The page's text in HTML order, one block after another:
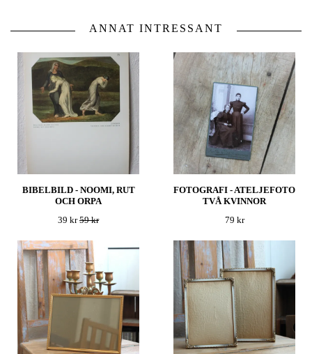
ANNAT INTRESSANT
BIBELBILD - NOOMI, RUT
OCH ORPA
39 kr59 kr
FOTOGRAFI - ATELJEFOTO
TVÅ KVINNOR
79 kr